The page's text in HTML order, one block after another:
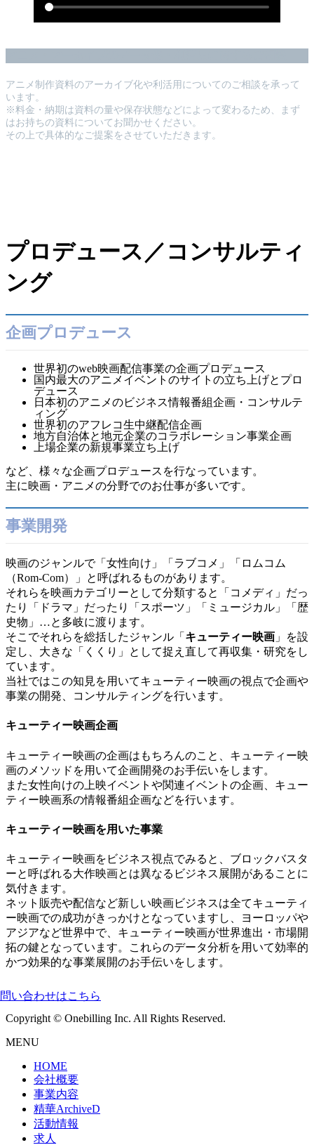
アニメ制作資料のアーカイブ化や利活用についてのご相談を承って
います。
※料金・納期は資料の量や保存状態などによって変わるため、まず
はお持ちの資料についてお聞かせください。
その上で具体的なご提案をさせていただきます。
プロデュース／コンサルティ
ング
企画プロデュース
世界初のweb映画配信事業の企画プロデュース
国内最大のアニメイベントのサイトの立ち上げとプロ
デュース
日本初のアニメのビジネス情報番組企画・コンサルテ
ィング
世界初のアフレコ生中継配信企画
地方自治体と地元企業のコラボレーション事業企画
上場企業の新規事業立ち上げ
など、様々な企画プロデュースを行なっています。
主に映画・アニメの分野でのお仕事が多いです。
事業開発
映画のジャンルで「女性向け」「ラブコメ」「ロムコム
（Rom-Com）」と呼ばれるものがあります。
それらを映画カテゴリーとして分類すると「コメディ」だっ
たり「ドラマ」だったり「スポーツ」「ミュージカル」「歴
史物」…と多岐に渡ります。
そこでそれらを総括したジャンル「 キューティー映画 」を設
定し、大きな「くくり」として捉え直して再収集・研究をし
ています。
当社ではこの知見を用いてキューティー映画の視点で企画や
事業の開発、コンサルティングを行います。
キューティー映画企画
キューティー映画の企画はもちろんのこと、キューティー映
画のメソッドを用いて企画開発のお手伝いをします。
また女性向けの上映イベントや関連イベントの企画、キュー
ティー映画系の情報番組企画などを行います。
キューティー映画を用いた事業
キューティー映画をビジネス視点でみると、ブロックバスタ
ーと呼ばれる大作映画とは異なるビジネス展開があることに
気付きます。
ネット販売や配信など新しい映画ビジネスは全てキューティ
ー映画での成功がきっかけとなっていますし、ヨーロッパや
アジアなど世界中で、キューティー映画が世界進出・市場開
拓の鍵となっています。これらのデータ分析を用いて効率的
かつ効果的な事業展開のお手伝いをします。
い合わせはこちら
Copyright © Onebilling Inc. All Rights Reserved.
MENU
HOME
会社概要
事業内容
精華ArchiveD
活動情報
求人